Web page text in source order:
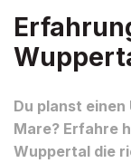
Du planst einen
Mare? Erfahre
Wuppertal die